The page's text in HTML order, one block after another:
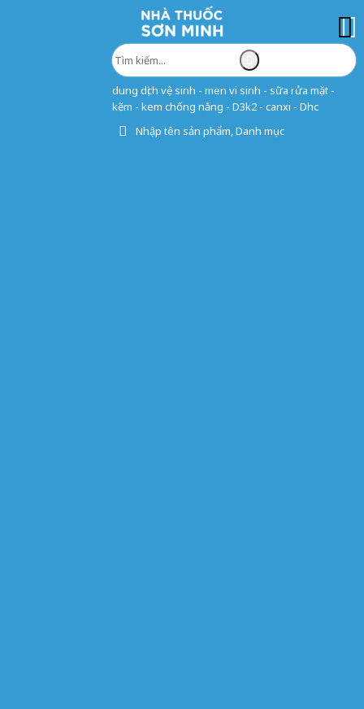
dung dịch vệ sinh - men vi sinh - sữa rửa mặt -
kẽm - kem chống nắng - D3k2 - canxi - Dhc
Nhập tên sản phẩm, Danh mục